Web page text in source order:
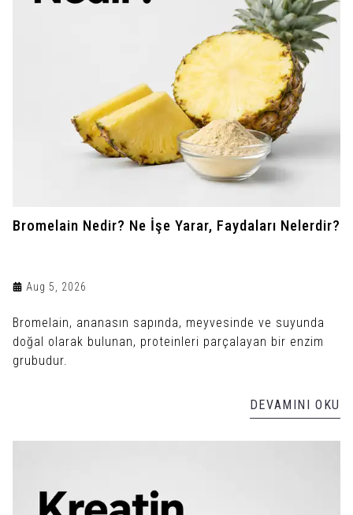
Bromelain Nedir? Ne İşe Yarar, Faydaları Nelerdir?
Aug 5, 2026
Bromelain, ananasın sapında, meyvesinde ve suyunda
doğal olarak bulunan, proteinleri parçalayan bir enzim
grubudur.
DEVAMINI OKU